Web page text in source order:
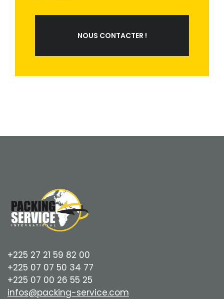
NOUS CONTACTER !
+225 27 21 59 82 00
+225 07 07 50 34 77
+225 07 00 26 55 25
infos@packing-service.com